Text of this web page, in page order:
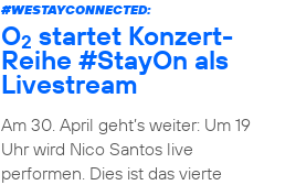
#WESTAYCONNECTED:
O2 startet Konzert-
Reihe #StayOn als
Livestream
Am 30. April geht’s weiter: Um 19
Uhr wird Nico Santos live
performen. Dies ist das vierte